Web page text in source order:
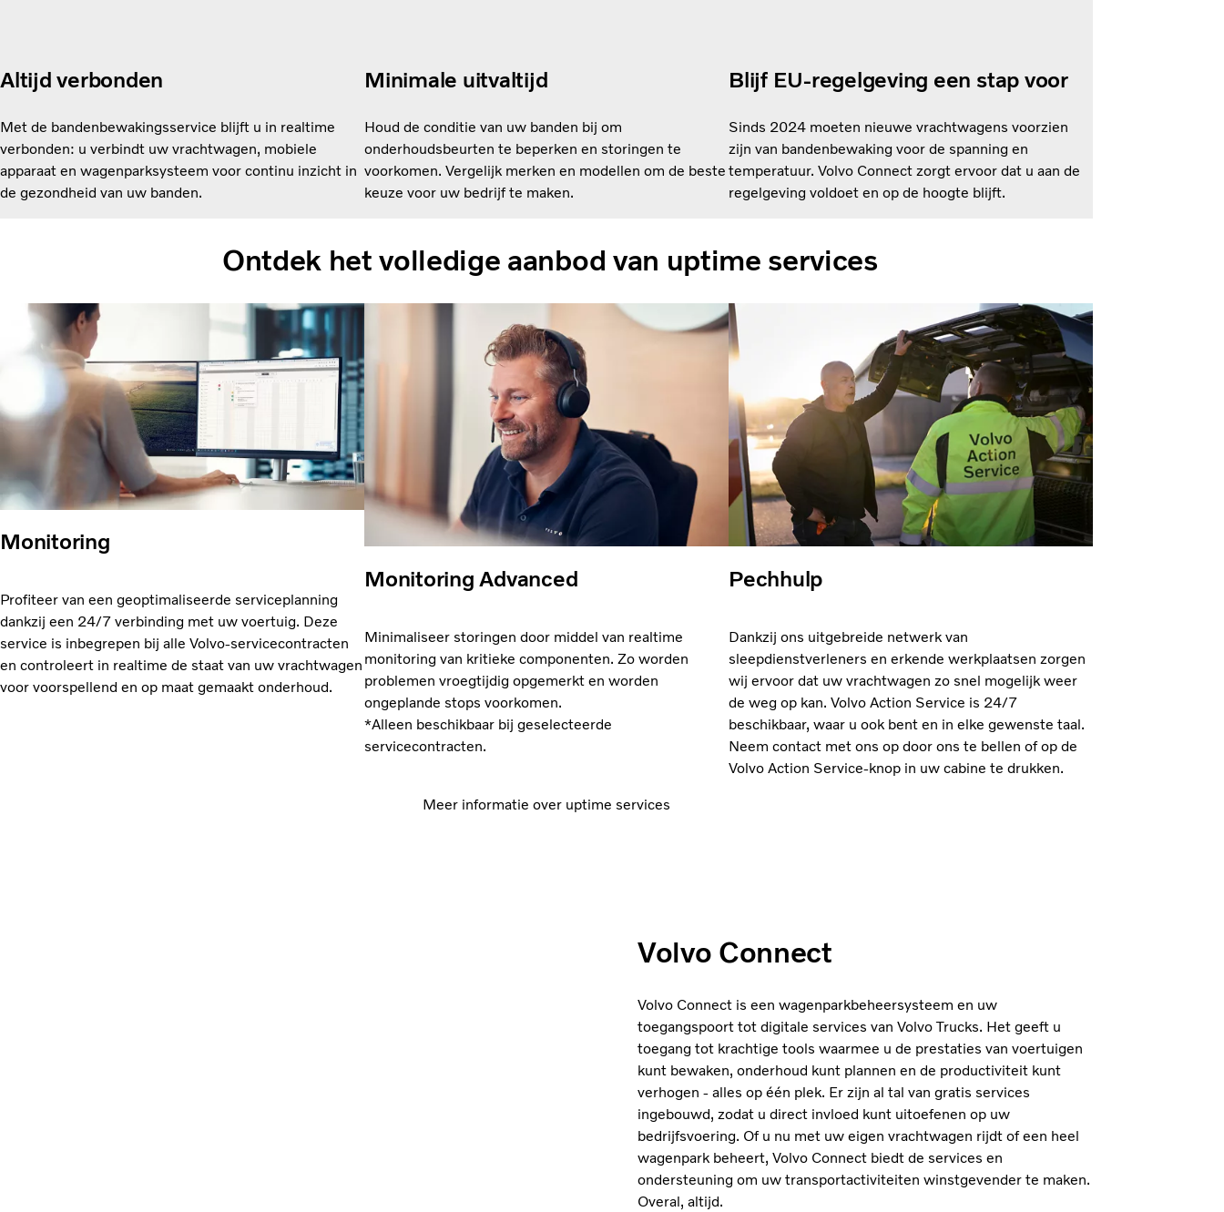
Altijd verbonden
Met de bandenbewakingsservice blijft u in realtime
verbonden: u verbindt uw vrachtwagen, mobiele
apparaat en wagenparksysteem voor continu inzicht in
de gezondheid van uw banden.
Minimale uitvaltijd
Houd de conditie van uw banden bij om
onderhoudsbeurten te beperken en storingen te
voorkomen. Vergelijk merken en modellen om de beste
keuze voor uw bedrijf te maken.
Blijf EU-regelgeving een stap voor
Sinds 2024 moeten nieuwe vrachtwagens voorzien
zijn van bandenbewaking voor de spanning en
temperatuur. Volvo Connect zorgt ervoor dat u aan de
regelgeving voldoet en op de hoogte blijft.
Ontdek het volledige aanbod van uptime services
Monitoring
Profiteer van een geoptimaliseerde serviceplanning
dankzij een 24/7 verbinding met uw voertuig. Deze
service is inbegrepen bij alle Volvo-servicecontracten
en controleert in realtime de staat van uw vrachtwagen
voor voorspellend en op maat gemaakt onderhoud.
Monitoring Advanced
Minimaliseer storingen door middel van realtime
monitoring van kritieke componenten. Zo worden
problemen vroegtijdig opgemerkt en worden
ongeplande stops voorkomen.
*Alleen beschikbaar bij geselecteerde
servicecontracten.
Pechhulp
Dankzij ons uitgebreide netwerk van
sleepdienstverleners en erkende werkplaatsen zorgen
wij ervoor dat uw vrachtwagen zo snel mogelijk weer
de weg op kan. Volvo Action Service is 24/7
beschikbaar, waar u ook bent en in elke gewenste taal.
Neem contact met ons op door ons te bellen of op de
Volvo Action Service-knop in uw cabine te drukken.
Meer informatie over uptime services
Volvo Connect
Volvo Connect is een wagenparkbeheersysteem en uw
toegangspoort tot digitale services van Volvo Trucks. Het geeft u
toegang tot krachtige tools waarmee u de prestaties van voertuigen
kunt bewaken, onderhoud kunt plannen en de productiviteit kunt
verhogen - alles op één plek. Er zijn al tal van gratis services
ingebouwd, zodat u direct invloed kunt uitoefenen op uw
bedrijfsvoering. Of u nu met uw eigen vrachtwagen rijdt of een heel
wagenpark beheert, Volvo Connect biedt de services en
ondersteuning om uw transportactiviteiten winstgevender te maken.
Overal, altijd.